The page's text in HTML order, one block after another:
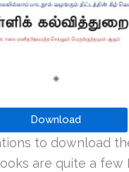
Download
to download
are quite a few